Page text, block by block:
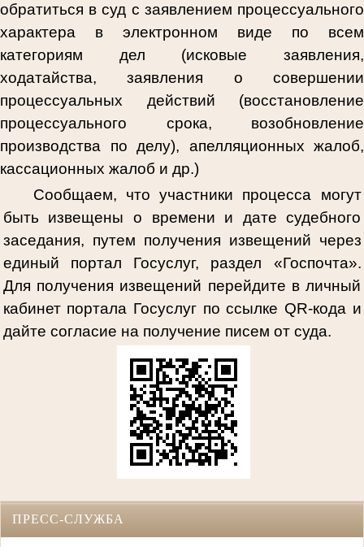
обратиться в суд с заявлением процессуального
характера в электронном виде по всем
категориям дел (исковые заявления,
ходатайства, заявления о совершении
процессуальных действий (восстановление
процессуального срока, возобновление
производства по делу), апелляционных жалоб,
кассационных жалоб и др.)
Сообщаем, что участники процесса могут
быть извещены о времени и дате судебного
заседания, путем получения извещений через
единый портал Госуслуг, раздел «Госпочта».
Для получения извещений перейдите в личный
кабинет портала Госуслуг по ссылке QR-кода и
дайте согласие на получение писем от суда.
ПРЕСС-СЛУЖБА